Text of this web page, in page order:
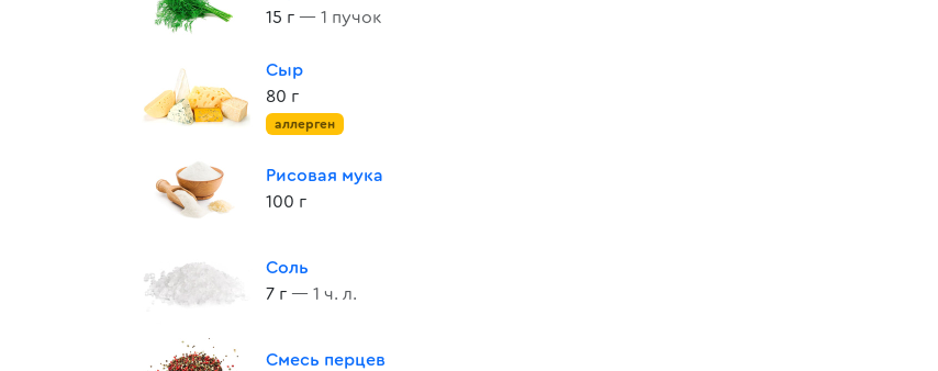
15 г — 1 пучок
Сыр
80 г
аллерген
Рисовая мука
100 г
Соль
7 г — 1 ч. л.
Смесь перцев